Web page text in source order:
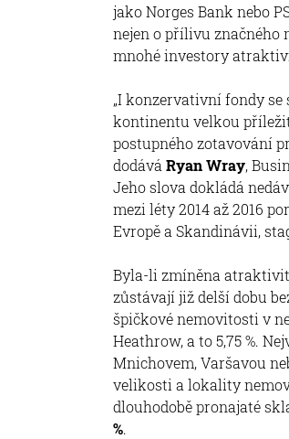
jako Norges Bank nebo
nejen o přílivu značného
mnohé investory
„I konzervativní fondy
kontinentu velkou
postupného zotavování
dodává Ryan Wray,
Jeho slova dokládá
mezi léty 2014 až 2016
Evropě a Skandinávii,
Byla-li zmíněna
zůstávají již delší dobu
špičkové nemovitosti v
Heathrow, a to 5,75 %.
Mnichovem, Varšavou
velikosti a lokality
dlouhodobě pronajaté
%.